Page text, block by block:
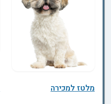
מלטז למכירה